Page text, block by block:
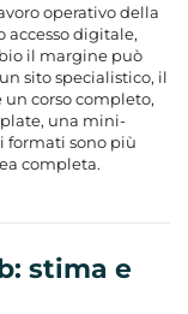
operativo della
accesso digitale,
il margine può
sito specialistico, il
corso completo,
una mini-
formati sono più
completa.
stima e